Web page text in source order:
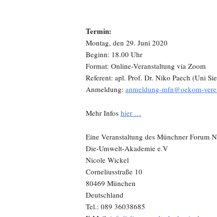
Termin:
Montag, den 29. Juni 2020
Beginn: 18.00 Uhr
Format: Online-Veranstaltung via Zoom
Referent: apl. Prof. Dr. Niko Paech (Uni
Anmeldung: anmeldung-mfn@oekom-
Mehr Infos hier …
Eine Veranstaltung des Münchner Forum
Die-Umwelt-Akademie e.V
Nicole Wickel
Corneliusstraße 10
80469 München
Deutschland
Tel.: 089 36038685